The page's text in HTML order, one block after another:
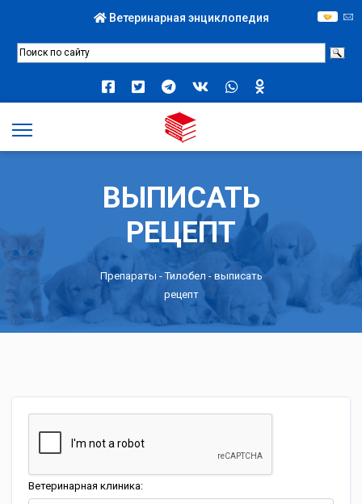
Ветеринарная энциклопедия
ВЫПИСАТЬ
РЕЦЕПТ
Препараты -Тилобел - выписать
рецепт
Ветеринарная клиника: